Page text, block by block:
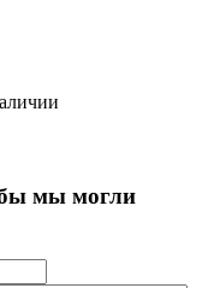
мы могли